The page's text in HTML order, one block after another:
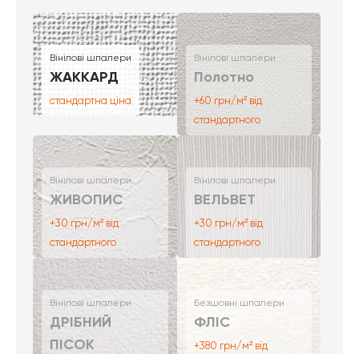
Вінілові шпалери
ЖАККАРД
стандартна ціна
Вінілові шпалери
Полотно
+60 грн/м² від
стандартного
Вінілові шпалери
ЖИВОПИС
+30 грн/м² від
стандартного
Вінілові шпалери
ВЕЛЬВЕТ
+30 грн/м² від
стандартного
Вінілові шпалери
ДРІБНИЙ
ПІСОК
Безшовні шпалери
ФЛІС
+380 грн/м² від